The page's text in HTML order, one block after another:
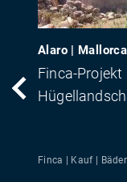
Alaro | Mallorca
Finca-
Finca | Kauf |